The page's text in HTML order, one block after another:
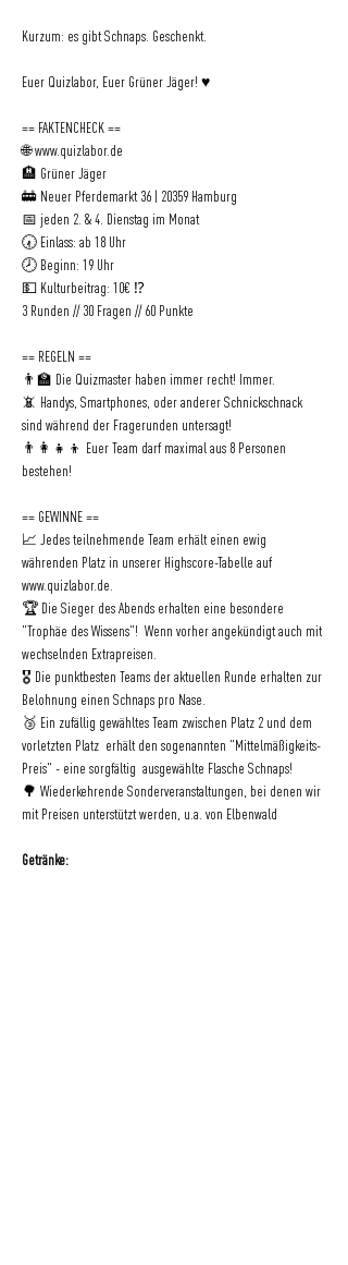
Kurzum: es gibt Schnaps. Geschenkt.
Euer Quizlabor, Euer Grüner Jäger! ♥
== FAKTENCHECK ==
🌐 www.quizlabor.de
🏨 Grüner Jäger
🚋 Neuer Pferdemarkt 36 | 20359 Hamburg
📅 jeden 2. & 4. Dienstag im Monat
🕢 Einlass: ab 18 Uhr
🕗 Beginn: 19 Uhr
💵 Kulturbeitrag: 10€ ⁉
3 Runden // 30 Fragen // 60 Punkte
== REGELN ==
👨‍🏫 Die Quizmaster haben immer recht! Immer.
📵 Handys, Smartphones, oder anderer Schnickschnack
sind während der Fragerunden untersagt!
👨‍👩‍👧‍👦 Euer Team darf maximal aus 8 Personen
bestehen!
== GEWINNE ==
📈 Jedes teilnehmende Team erhält einen ewig
währenden Platz in unserer Highscore-Tabelle auf
www.quizlabor.de.
🏆 Die Sieger des Abends erhalten eine besondere
"Trophäe des Wissens"!  Wenn vorher angekündigt auch mit
wechselnden Extrapreisen.
🎖 Die punktbesten Teams der aktuellen Runde erhalten zur
Belohnung einen Schnaps pro Nase.
🥉 Ein zufällig gewähltes Team zwischen Platz 2 und dem
vorletzten Platz  erhält den sogenannten "Mittelmäßigkeits-
Preis" - eine sorgfältig  ausgewählte Flasche Schnaps!
🌳 Wiederkehrende Sonderveranstaltungen, bei denen wir
mit Preisen unterstützt werden, u.a. von Elbenwald
Getränke: